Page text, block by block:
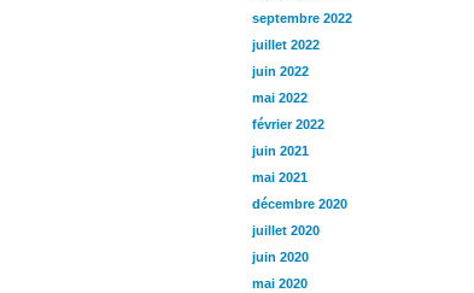
septembre 2022
juillet 2022
juin 2022
mai 2022
février 2022
juin 2021
mai 2021
décembre 2020
juillet 2020
juin 2020
mai 2020